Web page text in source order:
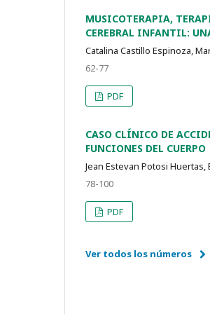
MUSICOTERAPIA,
CEREBRAL INFANTIL:
Catalina Castillo Espinoza,
62-77
PDF
CASO CLÍNICO DE
FUNCIONES DEL CUERPO
Jean Estevan Potosi
78-100
PDF
Ver todos los números